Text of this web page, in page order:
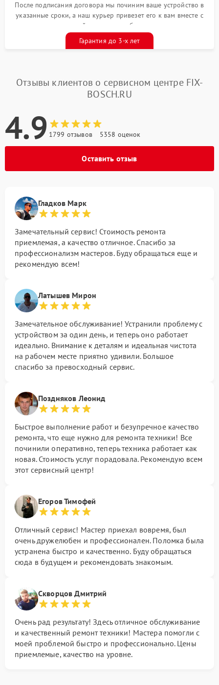
После подписания договора мы починим ваше устройство в
указанные сроки, а наш курьер привезет его к вам вместе с
гарантийным талоном бесплатно
Гарантия до 3-х лет
Отзывы клиентов о сервисном центре FIX-
BOSCH.RU
4.9 1799 отзывов 5358 оценок
Оставить отзыв
Гладков Марк
Замечательный сервис! Стоимость ремонта
приемлемая, а качество отличное. Спасибо за
профессионализм мастеров. Буду обращаться еще и
рекомендую всем!
Латышев Мирон
Замечательное обслуживание! Устранили проблему с
устройством за один день, и теперь оно работает
идеально. Внимание к деталям и идеальная чистота
на рабочем месте приятно удивили. Большое
спасибо за превосходный сервис.
Поздняков Леонид
Быстрое выполнение работ и безупречное качество
ремонта, что еще нужно для ремонта техники! Все
починили оперативно, теперь техника работает как
новая. Стоимость услуг порадовала. Рекомендую всем
этот сервисный центр!
Егоров Тимофей
Отличный сервис! Мастер приехал вовремя, был
очень дружелюбен и профессионален. Поломка была
устранена быстро и качественно. Буду обращаться
сюда в будущем и рекомендовать знакомым.
Скворцов Дмитрий
Очень рад результату! Здесь отличное обслуживание
и качественный ремонт техники! Мастера помогли с
моей проблемой быстро и профессионально. Цены
приемлемые, качество на уровне.